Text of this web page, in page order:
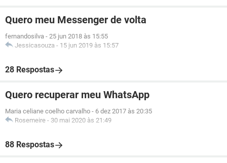
Quero meu Messenger de volta
fernandosilva - 25 jun 2018 às 15:55
Jessicasouza - 15 jun 2019 às 15:57
28 Respostas
Quero recuperar meu WhatsApp
Maria celiane coelho carvalho - 6 dez 2017 às 20:35
Rosemeire - 30 mai 2020 às 21:49
88 Respostas